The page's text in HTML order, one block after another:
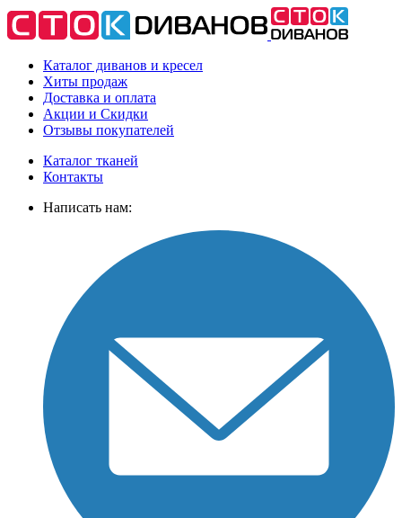
Каталог диванов и кресел
Хиты продаж
Доставка и оплата
Акции и Скидки
Отзывы покупателей
Каталог тканей
Контакты
Написать нам: